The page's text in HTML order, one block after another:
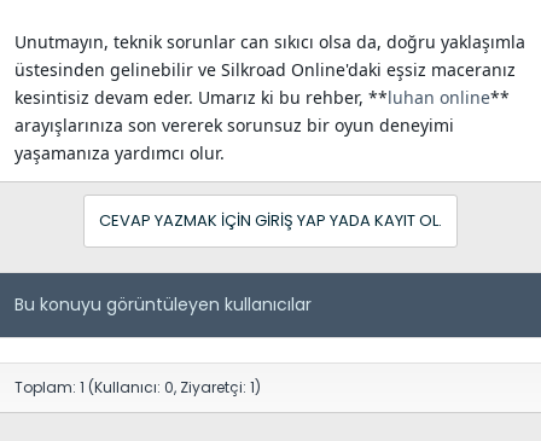
Unutmayın, teknik sorunlar can sıkıcı olsa da, doğru yaklaşımla
üstesinden gelinebilir ve Silkroad Online'daki eşsiz maceranız
kesintisiz devam eder. Umarız ki bu rehber, **luhan online**
arayışlarınıza son vererek sorunsuz bir oyun deneyimi
yaşamanıza yardımcı olur.
CEVAP YAZMAK IÇIN GIRIŞ YAP YADA KAYIT OL.
Bu konuyu görüntüleyen kullanıcılar
Toplam: 1 (Kullanıcı: 0, Ziyaretçi: 1)